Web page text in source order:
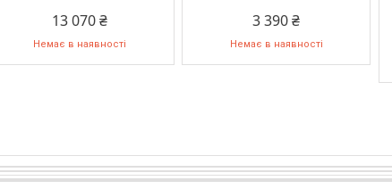
13 070 ₴
Немає в наявності
3 390 ₴
Немає в наявності